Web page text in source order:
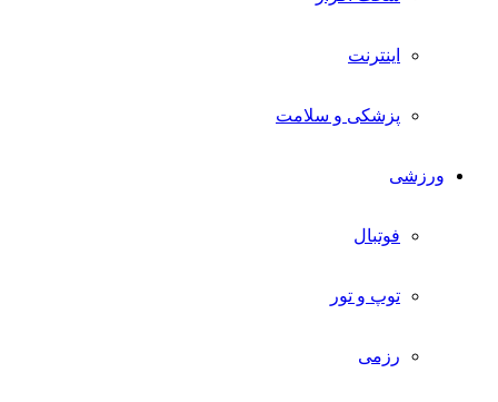
اینترنت
پزشکی و سلامت
ورزشی
فوتبال
توپ و تور
رزمی